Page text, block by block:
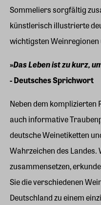
Sommeliers sorgfältig
künstlerisch illustrierte
wichtigsten Weinregionen
»Das Leben ist zu kurz,
- Deutsches Sprichwort
Neben dem komplizierten
auch informative
deutsche Weinetiketten
Wahrzeichen des Landes.
zusammensetzen,
Sie die verschiedenen
Deutschland zu einem